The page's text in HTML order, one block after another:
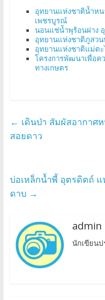
อุทยานแห่งชาติน้ำห
เพชรบูรณ์
นอนแช่น้ำพุร้อนฝาง
อุทยานแห่งชาติภูสวน
อุทยานแห่งชาติแม่ตะ
โครงการพัฒนาเพื่อค
ทางเกษตร
← เดินป่า สัมผัสอากาศ
สอยดาว
บ่อเหล็กน้ำพี้ อุตรดิตถ์ แ
ดาบ →
admin
นักเขียนป